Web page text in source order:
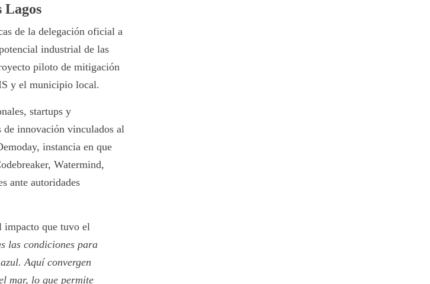
Lagos
de la delegación oficial a
industrial de las
piloto de mitigación
y el municipio local.
startups y
de innovación vinculados al
instancia en que
Watermind,
ante autoridades
impacto que tuvo el
las condiciones para
Aquí convergen
mar, lo que permite